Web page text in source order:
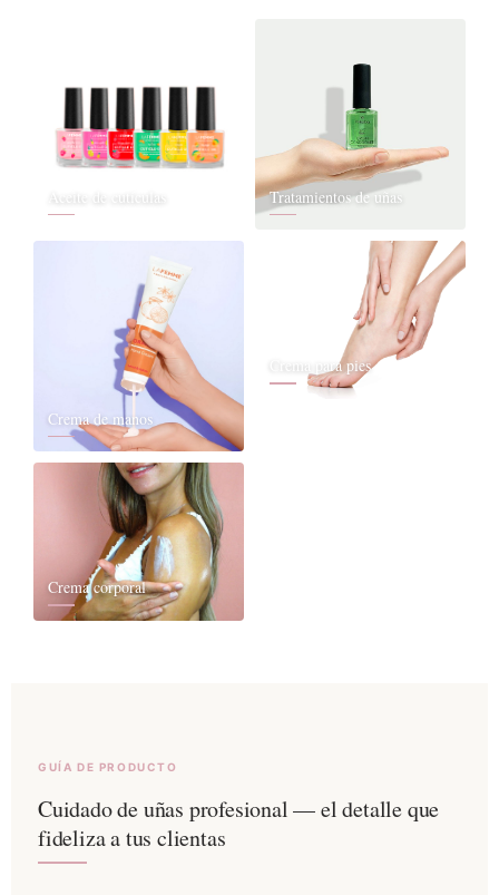
Aceite de cutículas Tratamientos de uñas
Crema de manos
Crema para pies
Crema corporal
GUÍA DE PRODUCTO
Cuidado de uñas profesional — el detalle que
fideliza a tus clientas